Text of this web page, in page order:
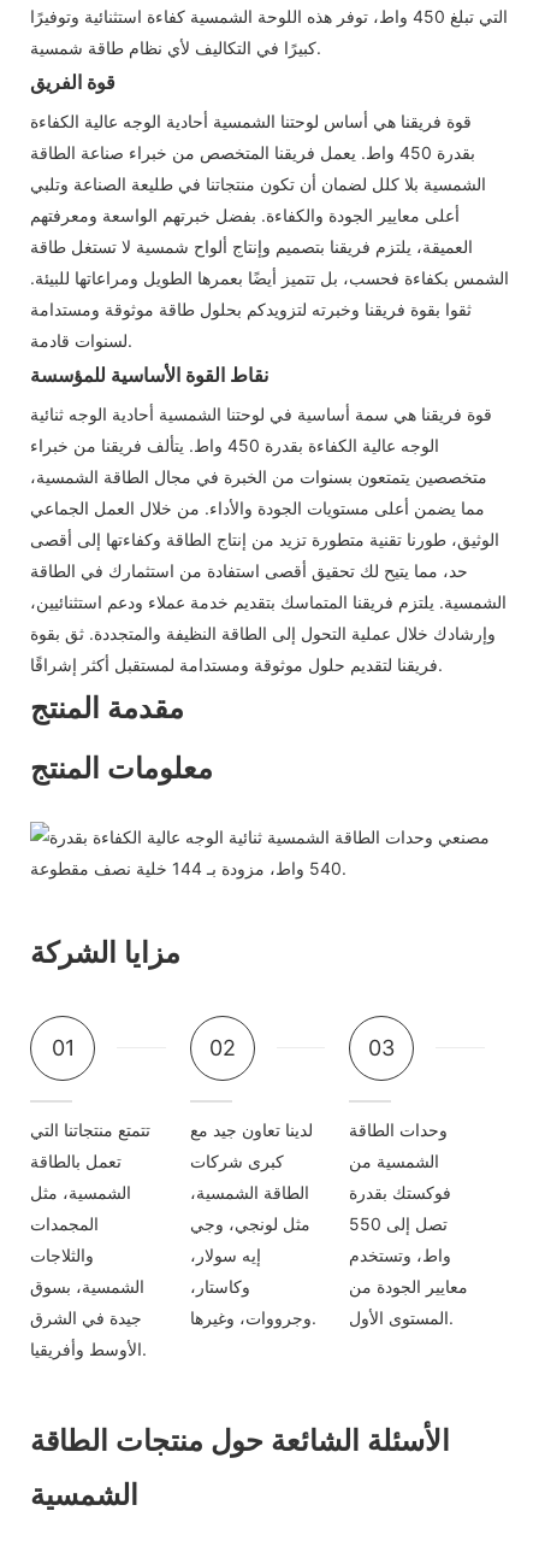
التي تبلغ 450 واط، توفر هذه اللوحة الشمسية كفاءة استثنائية وتوفيرًا
كبيرًا في التكاليف لأي نظام طاقة شمسية.
قوة الفريق
قوة فريقنا هي أساس لوحتنا الشمسية أحادية الوجه عالية الكفاءة
بقدرة 450 واط. يعمل فريقنا المتخصص من خبراء صناعة الطاقة
الشمسية بلا كلل لضمان أن تكون منتجاتنا في طليعة الصناعة وتلبي
أعلى معايير الجودة والكفاءة. بفضل خبرتهم الواسعة ومعرفتهم
العميقة، يلتزم فريقنا بتصميم وإنتاج ألواح شمسية لا تستغل طاقة
الشمس بكفاءة فحسب، بل تتميز أيضًا بعمرها الطويل ومراعاتها للبيئة.
ثقوا بقوة فريقنا وخبرته لتزويدكم بحلول طاقة موثوقة ومستدامة
لسنوات قادمة.
نقاط القوة الأساسية للمؤسسة
قوة فريقنا هي سمة أساسية في لوحتنا الشمسية أحادية الوجه ثنائية
الوجه عالية الكفاءة بقدرة 450 واط. يتألف فريقنا من خبراء
متخصصين يتمتعون بسنوات من الخبرة في مجال الطاقة الشمسية،
مما يضمن أعلى مستويات الجودة والأداء. من خلال العمل الجماعي
الوثيق، طورنا تقنية متطورة تزيد من إنتاج الطاقة وكفاءتها إلى أقصى
حد، مما يتيح لك تحقيق أقصى استفادة من استثمارك في الطاقة
الشمسية. يلتزم فريقنا المتماسك بتقديم خدمة عملاء ودعم استثنائيين،
وإرشادك خلال عملية التحول إلى الطاقة النظيفة والمتجددة. ثق بقوة
فريقنا لتقديم حلول موثوقة ومستدامة لمستقبل أكثر إشراقًا.
مقدمة المنتج
معلومات المنتج
مزايا الشركة
01
تتمتع منتجاتنا التي
تعمل بالطاقة
الشمسية، مثل
المجمدات
والثلاجات
الشمسية، بسوق
جيدة في الشرق
الأوسط وأفريقيا.
02
لدينا تعاون جيد مع
كبرى شركات
الطاقة الشمسية،
مثل لونجي، وجي
إيه سولار،
وكاستار،
وجرووات، وغيرها.
03
وحدات الطاقة
الشمسية من
فوكستك بقدرة
تصل إلى 550
واط، وتستخدم
معايير الجودة من
المستوى الأول.
الأسئلة الشائعة حول منتجات الطاقة
الشمسية